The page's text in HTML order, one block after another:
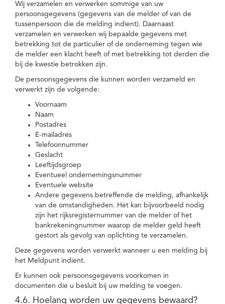
Wij verzamelen en verwerken sommige van uw
persoonsgegevens (gegevens van de melder of van de
tussenpersoon die de melding indient). Daarnaast
verzamelen en verwerken wij bepaalde gegevens met
betrekking tot de particulier of de onderneming tegen wie
de melder een klacht heeft of met betrekking tot derden die
bij de kwestie betrokken zijn.
De persoonsgegevens die kunnen worden verzameld en
verwerkt zijn de volgende:
Voornaam
Naam
Postadres
E-mailadres
Telefoonnummer
Geslacht
Leeftijdsgroep
Eventueel ondernemingsnummer
Eventuele website
Andere gegevens betreffende de melding, afhankelijk
van de omstandigheden. Het kan bijvoorbeeld nodig
zijn het rijksregisternummer van de melder of het
bankrekeningnummer waarop de melder geld heeft
gestort als gevolg van oplichting te verzamelen.
Deze gegevens worden verwerkt wanneer u een melding bij
het Meldpunt indient.
Er kunnen ook persoonsgegevens voorkomen in
documenten die u besluit bij uw melding te voegen.
4.6. Hoelang worden uw gegevens bewaard?